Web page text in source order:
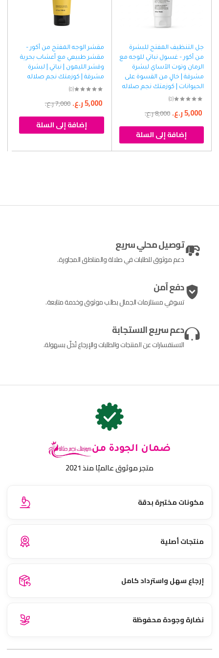
جل التنظيف المفتح للبشرة
من أكور – غسول نباتي للوجه مع
الرمان وتوت الآساي لبشرة
مشرقة | خالٍ من القسوة على
الحيوانات | كوزمتك نجم صلاله
(0)
8,000ر.ع. 5,000ر.ع.
إضافة إلى السلة
مقشر الوجه المفتح من أكور –
مقشر طبيعي مع أعشاب بحرية
وقشر الليمون | نباتي | لبشرة
مشرقة | كوزمتك نجم صلاله
(0)
7,000ر.ع. 5,000ر.ع.
إضافة إلى السلة
توصيل محلي سريع
دعم موثوق للطلبات في صلالة والمناطق المجاورة.
دفع آمن
تسوقي مستلزمات الجمال بطلب موثوق وخدمة متابعة.
دعم سريع الاستجابة
الاستفسارات عن المنتجات والطلبات والإرجاع تُحلّ بسهولة.
ضمان الجودة من
متجر موثوق عالميًا منذ 2021
مكونات مختبرة بدقة
منتجات أصلية
إرجاع سهل واسترداد كامل
نضارة وجودة محفوظة